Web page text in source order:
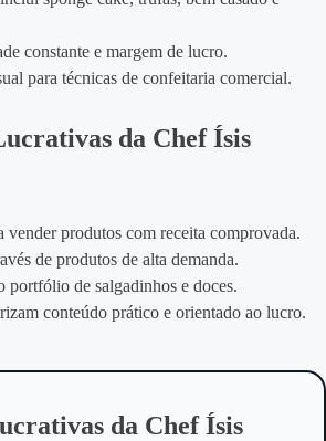
constante e margem de lucro.
para técnicas de confeitaria comercial.
da Chef Ísis
vender produtos com receita comprovada.
de produtos de alta demanda.
portfólio de salgadinhos e doces.
conteúdo prático e orientado ao lucro.
da Chef Ísis